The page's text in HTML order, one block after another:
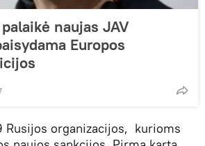
naujas JAV
Europos
Rusijos organizacijos, kurioms